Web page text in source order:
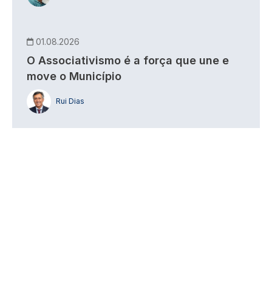
01.08.2026
O Associativismo é a força que une e
move o Município
Rui Dias